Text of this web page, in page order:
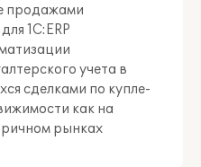
продажами
1С:ERP
учета в
сделками по купле-
как на
рынках